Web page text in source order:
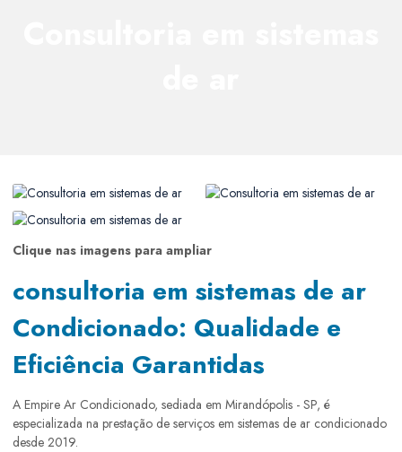
Clique nas imagens para ampliar
consultoria em sistemas de ar
Condicionado: Qualidade e
Eficiência Garantidas
A Empire Ar Condicionado, sediada em Mirandópolis - SP, é
especializada na prestação de serviços em sistemas de ar condicionado
desde 2019.